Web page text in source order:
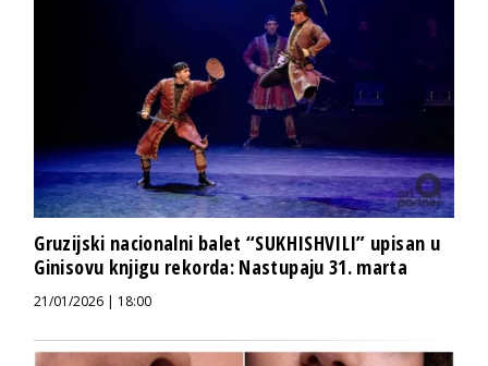
Gruzijski nacionalni balet “SUKHISHVILI” upisan u
Ginisovu knjigu rekorda: Nastupaju 31. marta
21/01/2026 | 18:00